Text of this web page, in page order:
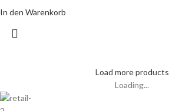
In den Warenkorb
Load more products
Loading...